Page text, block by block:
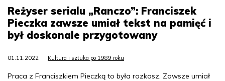
Reżyser serialu „Ranczo”: Franciszek
Pieczka zawsze umiał tekst na pamięć i
był doskonale przygotowany
01.11.2022 Kultura i sztuka po 1989 roku
Praca z Franciszkiem Pieczką to była rozkosz. Zawsze umiał